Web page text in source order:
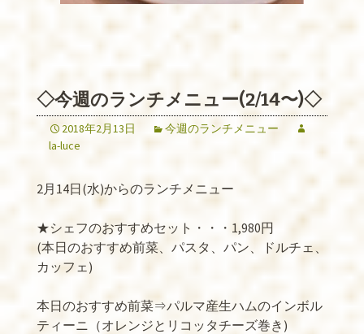
◇今週のランチメニュー(2/14〜)◇
2018年2月13日
今週のランチメニュー
la-luce
2月14日(水)からのランチメニュー
★シェフのおすすめセット・・・1,980円
(本日のおすすめ前菜、パスタ、パン、ドルチェ、
カッフェ)
本日のおすすめ前菜⇒パルマ産生ハムのインボル
ティーニ（オレンジとリコッタチーズ巻き)